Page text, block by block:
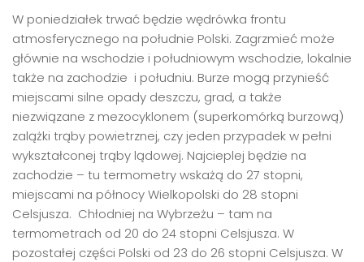
W poniedziałek trwać będzie wędrówka frontu
atmosferycznego na południe Polski. Zagrzmieć może
głównie na wschodzie i południowym wschodzie, lokalnie
także na zachodzie i południu. Burze mogą przynieść
miejscami silne opady deszczu, grad, a także
niezwiązane z mezocyklonem (superkomórką burzową)
zalążki trąby powietrznej, czy jeden przypadek w pełni
wykształconej trąby lądowej. Najcieplej będzie na
zachodzie – tu termometry wskażą do 27 stopni,
miejscami na północy Wielkopolski do 28 stopni
Celsjusza. Chłodniej na Wybrzeżu – tam na
termometrach od 20 do 24 stopni Celsjusza. W
pozostałej części Polski od 23 do 26 stopni Celsjusza. W